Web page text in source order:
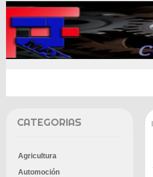
CATEGORIAS
Agricultura
Automoción